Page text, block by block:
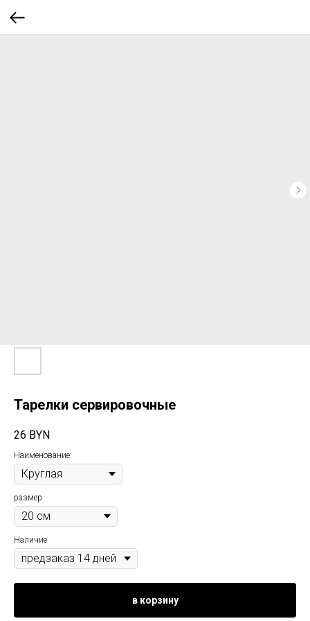
Тарелки сервировочные
26 BYN
Наименование
размер
Наличие
в корзину